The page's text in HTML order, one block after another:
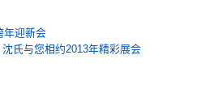
年迎新会
氏与您相约2013年精彩展会